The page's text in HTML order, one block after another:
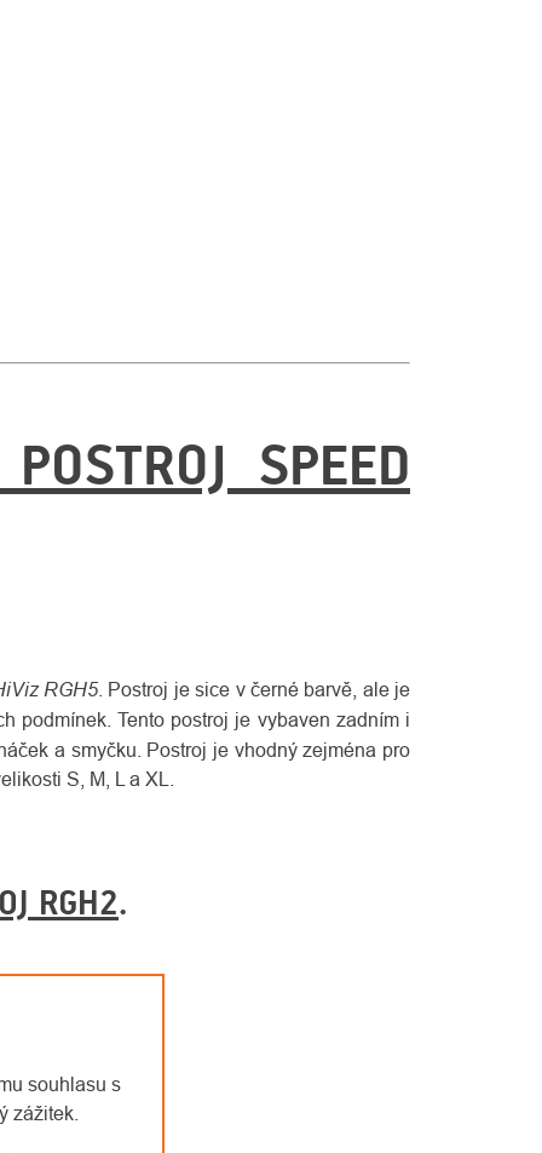
souhlasu s
zážitek.
SPEED
RGH5 . Postroj je sice v černé barvě, ale je
podmínek. Tento postroj je vybaven zadním i
a smyčku. Postroj je vhodný zejména pro
S, M, L a XL.
RGH2.